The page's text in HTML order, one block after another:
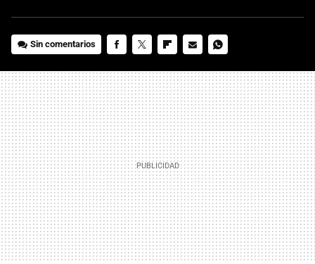
Sin comentarios
MAIL